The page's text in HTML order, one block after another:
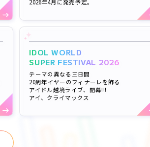
2026年4月に発売予定。
IDOL WORLD
SUPER FESTIVAL 2026
テーマの異なる三日間
20周年イヤーのフィナーレを飾る
アイドル越境ライブ、開幕!!!
アイ、クライマックス